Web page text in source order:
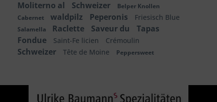
Moliterno al Schweizer
Belper Knollen
Cabernet
waldpilz Peperonis Friesisch Blue
Salamella Raclette Saveur du
Tapas
Fondue
Saint-Fe licien Crémoulin
Schweizer Tête de Moine Peppersweet